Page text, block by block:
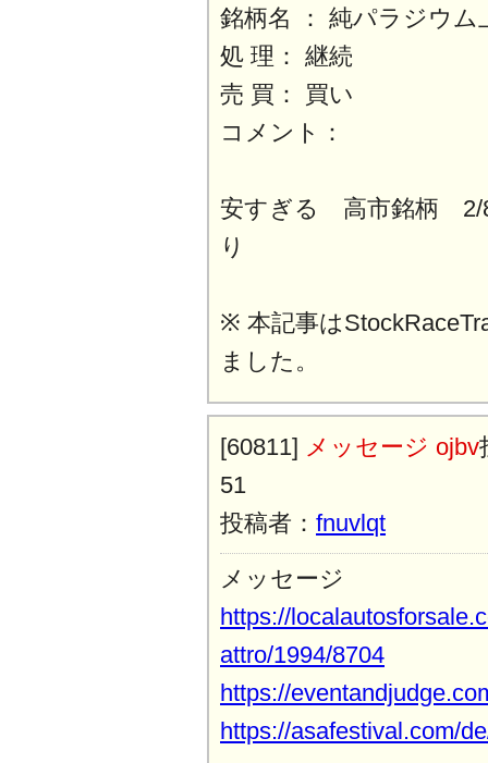
銘柄名 ： 純パラジウム
処 理： 継続
売 買： 買い
コメント：
安すぎる 高市銘柄 2/8
り
※ 本記事は
ました。
[60811] メッセージ ojbv
51
投稿者： fnuvlqt
メッセージ
https://
attro/1994/8704
https://
https://asafestival.com/